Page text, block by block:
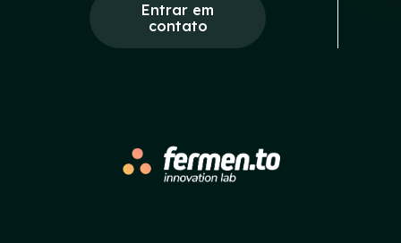
Entrar em
contato